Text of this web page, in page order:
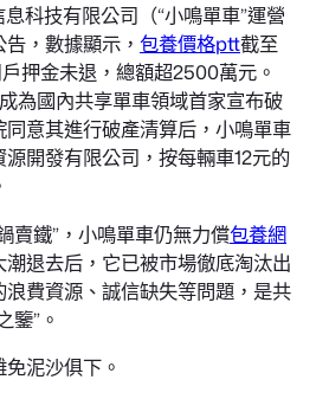
科技有限公司（“小鳴單車”運營
，數據顯示， 包養價格ptt截至
押金未退，總額超2500萬元。
為國內共享單車領域首家宣布破
意其進行破產清算后，小鳴單車
源開發有限公司，按每輛車12元的
賣鐵”，小鳴單車仍無力償包養網
退去后，它已被市場徹底淘汰出
費資源、誠信缺失等問題，是共
鑒”。
泥沙俱下。